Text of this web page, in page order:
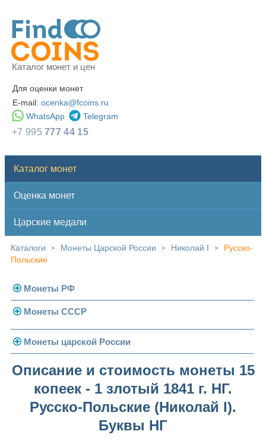
Каталог монет и цен
Для оценки монет
E-mail: ocenka@fcoins.ru
WhatsApp
Telegram
+7 995777 44 15
Каталог монет
Оценка монет
Царские медали
Каталоги > Монеты Царской России > Николай I >
Русско-
Польские
Монеты РФ
Современная Россия
Монеты 1991-1993 гг.
Монеты СССР
Погодовка СССР
Монеты 1958 года
Золотые червонцы
Памятные и юбилейные
Монеты царской России
Николай II (1894-1917)
Золото
Серебро
Александр III (1881-1894)
Золото
Александр II (1855-1881)
Описание и стоимость монеты 15
копеек - 1 злотый 1841 г. НГ.
Русско-Польские (Николай I).
Буквы НГ